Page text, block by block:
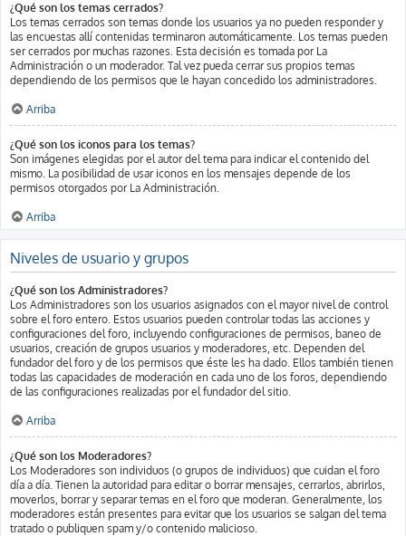
¿Qué son los temas cerrados?
Los temas cerrados son temas donde los usuarios ya no pueden responder y
las encuestas allí contenidas terminaron automáticamente. Los temas pueden
ser cerrados por muchas razones. Esta decisión es tomada por La
Administración o un moderador. Tal vez pueda cerrar sus propios temas
dependiendo de los permisos que le hayan concedido los administradores.
Arriba
¿Qué son los iconos para los temas?
Son imágenes elegidas por el autor del tema para indicar el contenido del
mismo. La posibilidad de usar iconos en los mensajes depende de los
permisos otorgados por La Administración.
Arriba
Niveles de usuario y grupos
¿Qué son los Administradores?
Los Administradores son los usuarios asignados con el mayor nivel de control
sobre el foro entero. Estos usuarios pueden controlar todas las acciones y
configuraciones del foro, incluyendo configuraciones de permisos, baneo de
usuarios, creación de grupos usuarios y moderadores, etc. Dependen del
fundador del foro y de los permisos que éste les ha dado. Ellos también tienen
todas las capacidades de moderación en cada uno de los foros, dependiendo
de las configuraciones realizadas por el fundador del sitio.
Arriba
¿Qué son los Moderadores?
Los Moderadores son individuos (o grupos de individuos) que cuidan el foro
día a día. Tienen la autoridad para editar o borrar mensajes, cerrarlos, abrirlos,
moverlos, borrar y separar temas en el foro que moderan. Generalmente, los
moderadores están presentes para evitar que los usuarios se salgan del tema
tratado o publiquen spam y/o contenido malicioso.